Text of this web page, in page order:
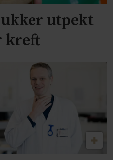
utpekt
kreft